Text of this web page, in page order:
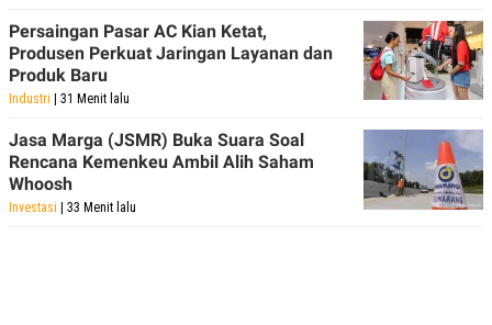
Persaingan Pasar AC Kian Ketat,
Produsen Perkuat Jaringan Layanan dan
Produk Baru
Industri | 31 Menit lalu
Jasa Marga (JSMR) Buka Suara Soal
Rencana Kemenkeu Ambil Alih Saham
Whoosh
Investasi | 33 Menit lalu